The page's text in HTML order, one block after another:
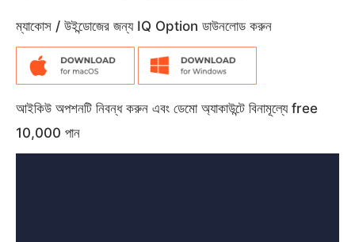
ম্যাকোস / উইন্ডোজের জন্য IQ Option ডাউনলোড করুন
আইকিউ অপশনটি নিবন্ধ করুন এবং ডেমো অ্যাকাউন্টে বিনামূল্যে free
10,000 পান